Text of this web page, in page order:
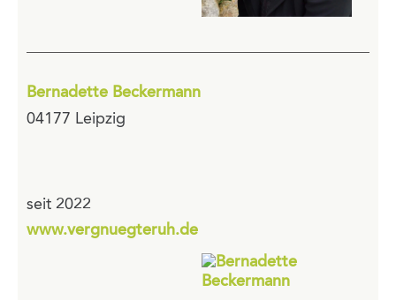
Bernadette Beckermann
04177 Leipzig
seit 2022
www.vergnuegteruh.de